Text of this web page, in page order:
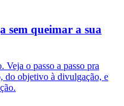
sem queimar a sua
Veja o passo a passo pra
do objetivo à divulgação, e